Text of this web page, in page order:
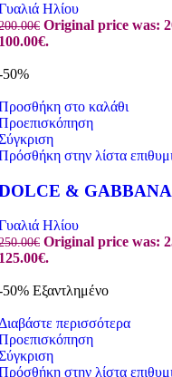
Ηλίου
€ Original price was:
50%
στο καλάθι
στην λίστα
& GABBANA
Ηλίου
€ Original price was:
50% Εξαντλημένο
περισσότερα
στην λίστα